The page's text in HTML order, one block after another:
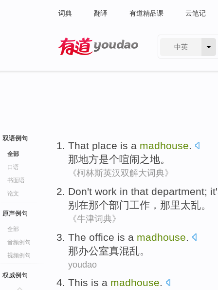
词典 翻译 有道精品课 云笔记
中英
双语例句
全部
口语
书面语
论文
原声例句
全部
音频例句
视频例句
权威例句
That place is a madhouse.
那地方是个喧闹之地。
《柯林斯英汉双解大词典》
Don't work in that department;
别 在那个部门工作 ，那里太乱。
《牛津词典》
The office is a madhouse
那办公室真混乱。
youdao
This is a madhouse.